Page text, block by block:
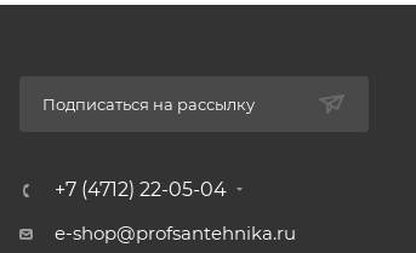
Подписаться на рассылку
+7 (4712) 22-05-04
e-shop@profsantehnika.ru